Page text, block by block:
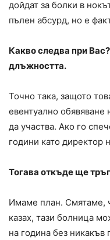
дойдат за болки в
пълен абсурд, но е
Какво следва при
длъжността.
Точно така, защото
евентуално обявяване
да участва. Ако го
години като директор
Тогава откъде ще
Имаме план. Смятаме,
казах, тази болница
на година без